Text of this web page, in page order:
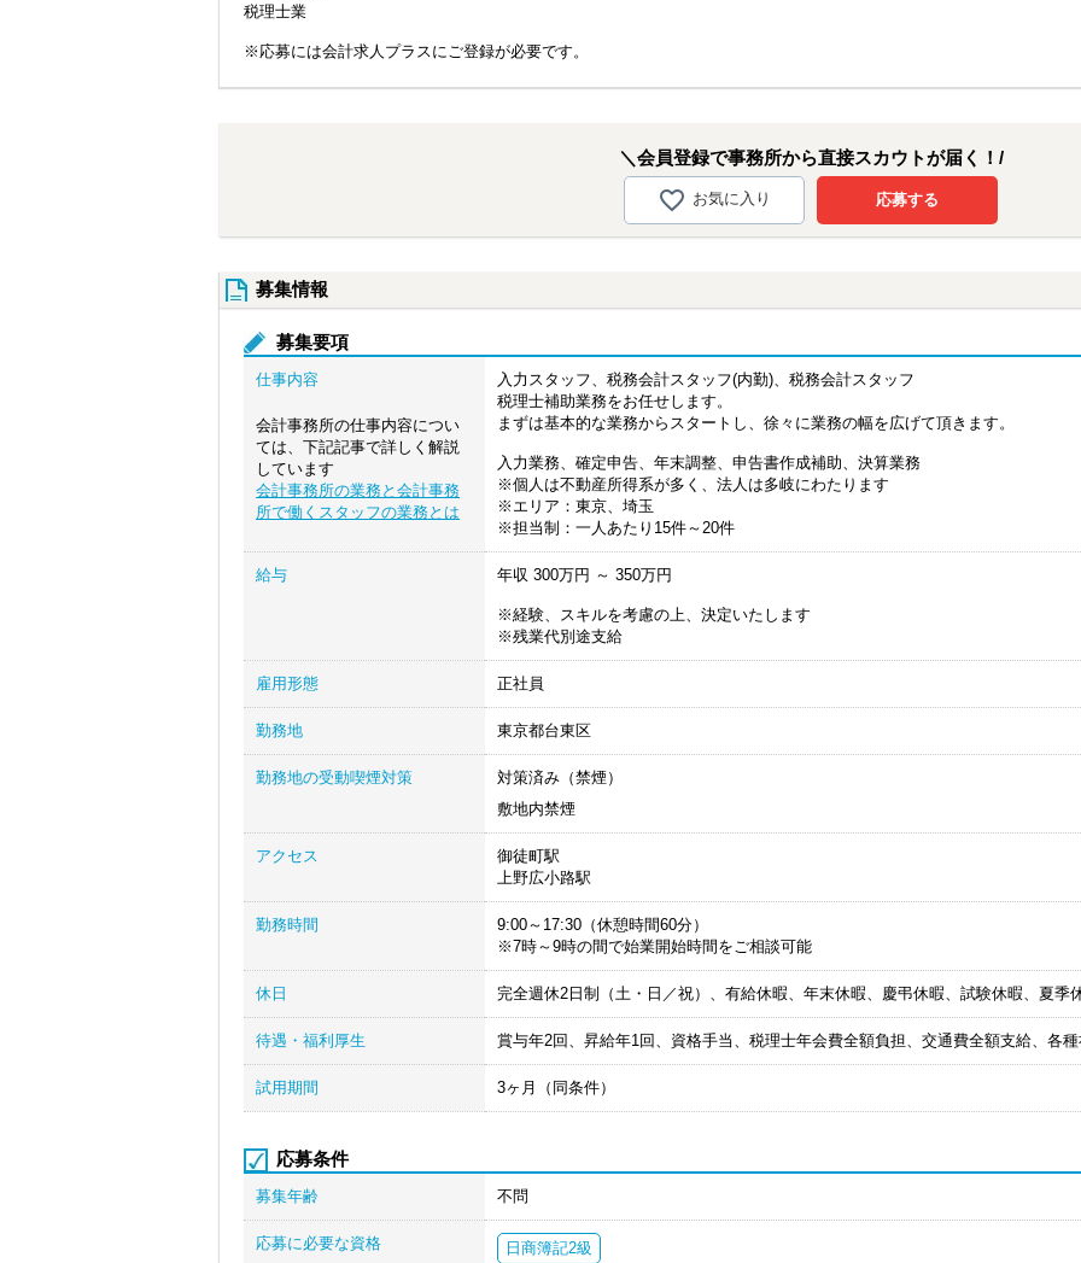
税理士業
※応募には会計求人プラスにご登録が必要です。
＼会員登録で事務所から直接スカウトが届く！/
お気に入り 応募する
募集情報
募集要項
仕事内容
会計事務所の仕事内容につい
ては、下記記事で詳しく解説
しています
会計事務所の業務と会計事務
所で働くスタッフの業務とは
入力スタッフ、税務会計スタッフ(内勤)、税務会計スタッフ
税理士補助業務をお任せします。
まずは基本的な業務からスタートし、徐々に業務の幅を広げて頂きます。
入力業務、確定申告、年末調整、申告書作成補助、決算業務
※個人は不動産所得系が多く、法人は多岐にわたります
※エリア：東京、埼玉
※担当制：一人あたり15件～20件
給与 年収 300万円 ～ 350万円
※経験、スキルを考慮の上、決定いたします
※残業代別途支給
雇用形態 正社員
勤務地 東京都台東区
勤務地の受動喫煙対策
対策済み（禁煙）
敷地内禁煙
アクセス
御徒町駅
上野広小路駅
勤務時間
9:00～17:30（休憩時間60分）
※7時～9時の間で始業開始時間をご相談可能
休日 完全週休2日制（土・日／祝）、有給休暇、年末休暇、慶弔休暇、試験休暇、夏季
待遇・福利厚生 賞与年2回、昇給年1回、資格手当、税理士年会費全額負担、交通費全額支給、各
試用期間 3ヶ月（同条件）
応募条件
募集年齢 不問
応募に必要な資格 日商簿記2級